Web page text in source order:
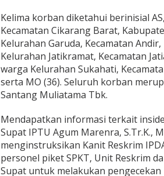
Kelima korban diketahui berinisial
Kecamatan Cikarang Barat,
Kelurahan Garuda, Kecamatan
Kelurahan Jatikramat, Kecamatan
warga Kelurahan Sukahati,
serta MO (36). Seluruh korban
Santang Muliatama Tbk.
Mendapatkan informasi terkait
Supat IPTU Agum Marenra, S.Tr.K.,
menginstruksikan Kanit Reskrim
personel piket SPKT, Unit Reskrim
Supat untuk melakukan pengecekan